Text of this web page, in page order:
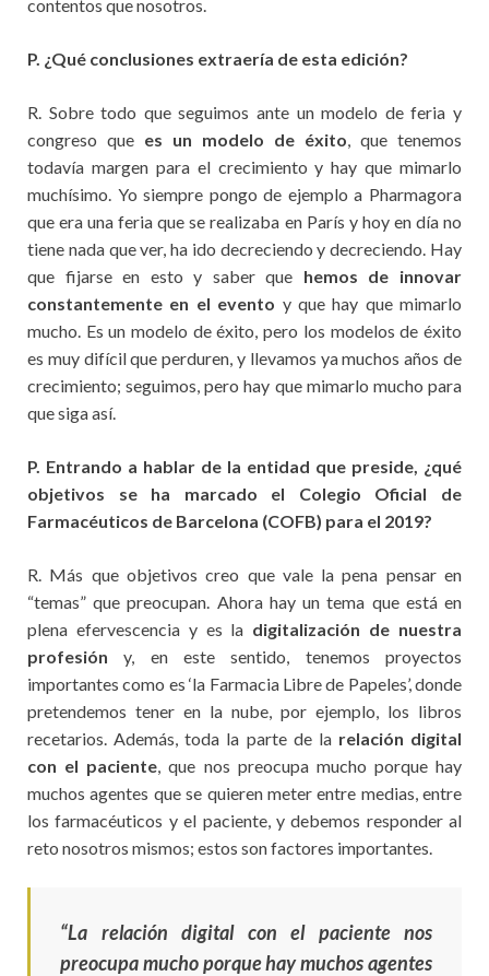
contentos que nosotros.
P. ¿Qué conclusiones extraería de esta edición?
R. Sobre todo que seguimos ante un modelo de feria y
congreso que es un modelo de éxito , que tenemos
todavía margen para el crecimiento y hay que mimarlo
muchísimo. Yo siempre pongo de ejemplo a Pharmagora
que era una feria que se realizaba en París y hoy en día no
tiene nada que ver, ha ido decreciendo y decreciendo. Hay
que fijarse en esto y saber que hemos de innovar
constantemente en el evento y que hay que mimarlo
mucho. Es un modelo de éxito, pero los modelos de éxito
es muy difícil que perduren, y llevamos ya muchos años de
crecimiento; seguimos, pero hay que mimarlo mucho para
que siga así.
P. Entrando a hablar de la entidad que preside, ¿qué
objetivos se ha marcado el Colegio Oficial de
Farmacéuticos de Barcelona (COFB) para el 2019?
R. Más que objetivos creo que vale la pena pensar en
“temas” que preocupan. Ahora hay un tema que está en
plena efervescencia y es la digitalización de nuestra
profesión y, en este sentido, tenemos proyectos
importantes como es ‘la Farmacia Libre de Papeles’, donde
pretendemos tener en la nube, por ejemplo, los libros
recetarios. Además, toda la parte de la relación digital
con el paciente , que nos preocupa mucho porque hay
muchos agentes que se quieren meter entre medias, entre
los farmacéuticos y el paciente, y debemos responder al
reto nosotros mismos; estos son factores importantes.
“La relación digital con el paciente nos
preocupa mucho porque hay muchos agentes